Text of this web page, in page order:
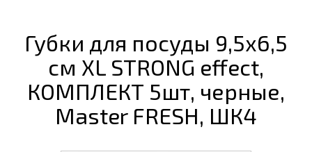
Губки для посуды 9,5х6,5
см XL STRONG effect,
КОМПЛЕКТ 5шт, черные,
Master FRESH, ШК4